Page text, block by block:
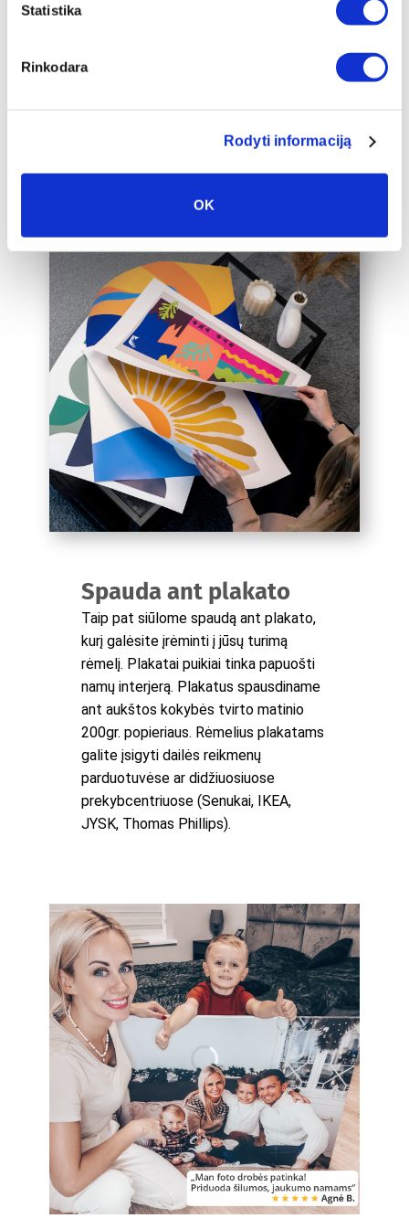
Statistika
Rinkodara
Rodyti informaciją
OK
interjero akcentu.
mumis el. paštu labas@drobiunamai.lt
Spauda ant plakato
Taip pat siūlome spaudą ant plakato,
kurį galėsite įrėminti į jūsų turimą
rėmelį. Plakatai puikiai tinka papuošti
namų interjerą. Plakatus spausdiname
ant aukštos kokybės tvirto matinio
200gr. popieriaus. Rėmelius plakatams
galite įsigyti dailės reikmenų
parduotuvėse ar didžiuosiuose
prekybcentriuose (Senukai, IKEA,
JYSK, Thomas Phillips).